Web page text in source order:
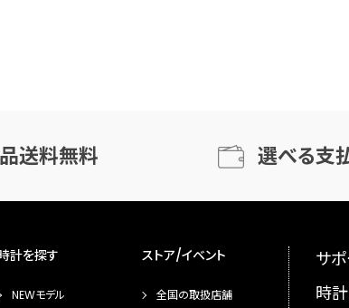
送料無料 選べる支
計を探す
NEWモデル
ストア/イベント
全国の取扱店舗
サ
時